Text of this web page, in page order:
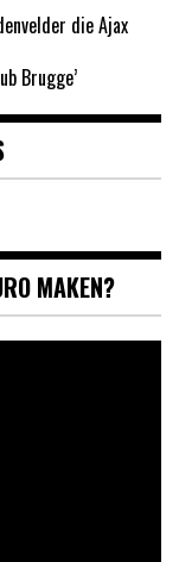
die Ajax
Brugge’
MAKEN?